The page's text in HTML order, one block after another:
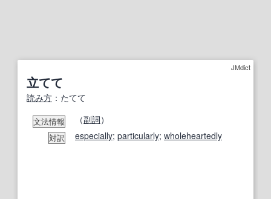
JMdict
立てて
読み方 ：たてて
文法情報 （副詞）
対訳 especially; particularly; wholeheartedly